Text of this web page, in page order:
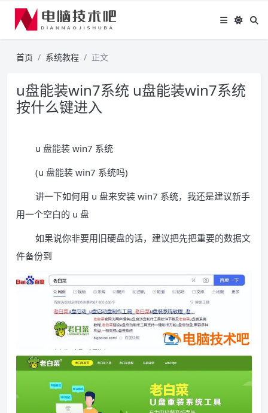
首页 系统教程 正文
u盘能装win7系统 u盘能装win7系统
按什么键进入
u 盘能装 win7 系统
(u 盘能装 win7 系统吗)
讲一下如何用 u 盘来安装 win7 系统，我还是建议新手
用一个空白的 u 盘
如果说你非要用旧硬盘的话，建议把先把重要的数据文
件备份到